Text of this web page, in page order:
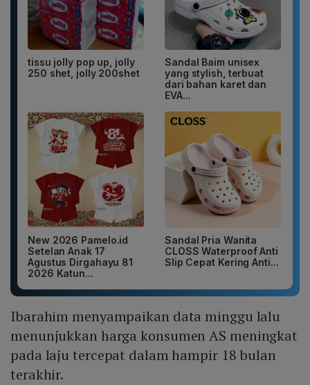
tissu jolly pop up, jolly
250 shet, jolly 200shet
Sandal Baim unisex
yang stylish, terbuat
dari bahan karet dan
EVA...
New 2026 Pamelo.id
Setelan Anak 17
Agustus Dirgahayu 81
2026 Katun...
Sandal Pria Wanita
CLOSS Waterproof Anti
Slip Cepat Kering Anti...
Ibarahim menyampaikan data minggu lalu
menunjukkan harga konsumen AS meningkat
pada laju tercepat dalam hampir 18 bulan
terakhir.